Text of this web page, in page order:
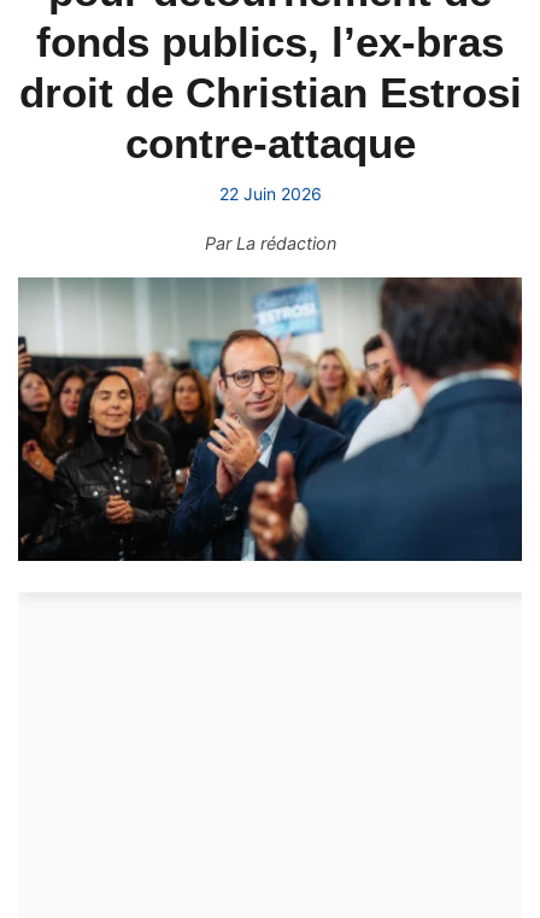
fonds publics, l’ex-bras
droit de Christian Estrosi
contre-attaque
22 Juin 2026
ParLa rédaction